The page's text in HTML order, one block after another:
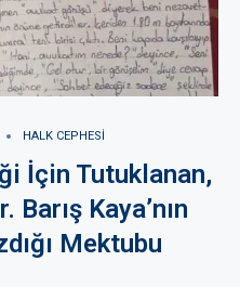
HALK CEPHESI
İçin Tutuklanan,
Barış Kaya’nın
Mektubu